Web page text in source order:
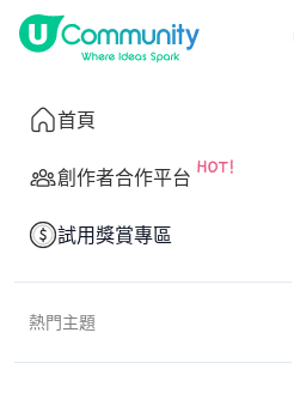
首頁
創作者合作平台
試用獎賞專區
熱門主題